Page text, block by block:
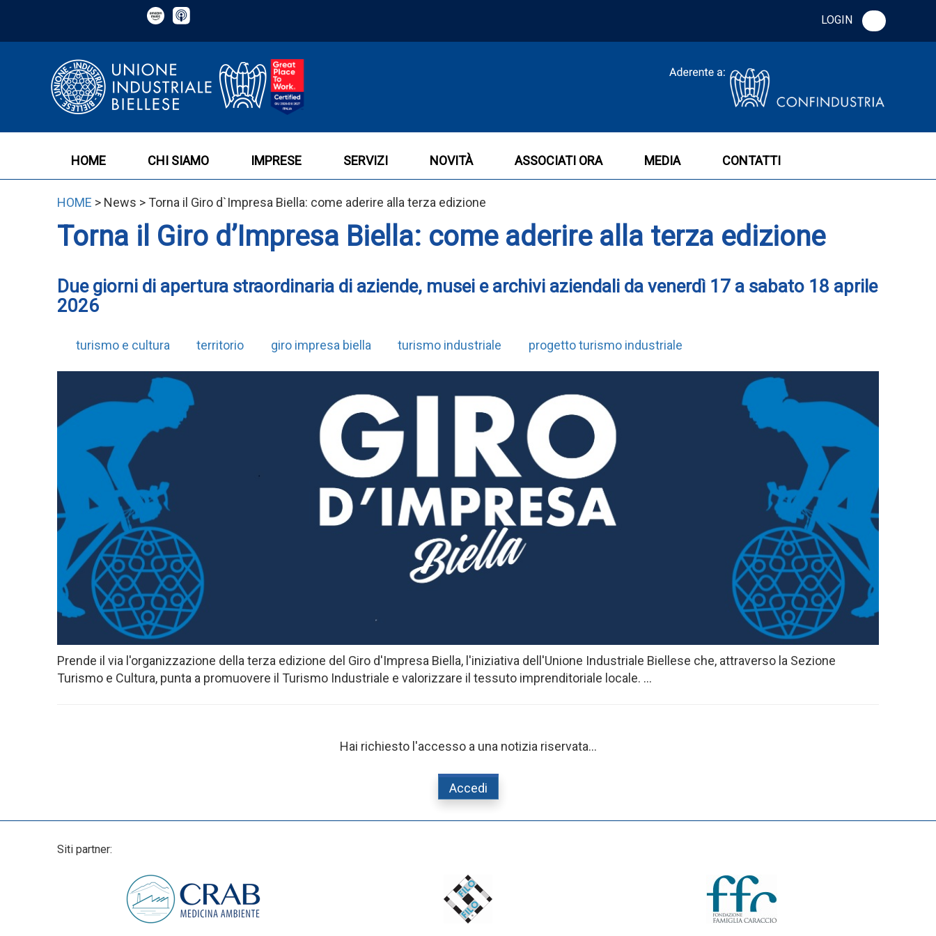
LOGIN
HOME CHI SIAMO IMPRESE SERVIZI NOVITÀ ASSOCIATI ORA MEDIA CONTATTI
HOME > News > Torna il Giro d`Impresa Biella: come aderire alla terza edizione
Torna il Giro d’Impresa Biella: come aderire alla terza edizione
Due giorni di apertura straordinaria di aziende, musei e archivi aziendali da venerdì 17 a sabato 18 aprile
2026
turismo e cultura territorio giro impresa biella turismo industriale progetto turismo industriale
Prende il via l'organizzazione della terza edizione del Giro d'Impresa Biella, l'iniziativa dell'Unione Industriale Biellese che, attraverso la Sezione
Turismo e Cultura, punta a promuovere il Turismo Industriale e valorizzare il tessuto imprenditoriale locale. ...
Hai richiesto l'accesso a una notizia riservata...
Accedi
Siti partner: